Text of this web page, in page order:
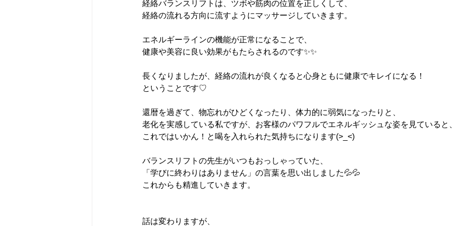
経絡バランスリフトは、ツボや筋肉の位置を正しくして、
経絡の流れる方向に流すようにマッサージしていきます。
エネルギーラインの機能が正常になることで、
健康や美容に良い効果がもたらされるのです✨✨
長くなりましたが、経絡の流れが良くなると心身ともに健康でキレイになる！
ということです♡
還暦を過ぎて、物忘れがひどくなったり、体力的に弱気になったりと、
老化を実感している私ですが、お客様のパワフルでエネルギッシュな姿を見ていると
これではいかん！と喝を入れられた気持ちになります(>_<)
バランスリフトの先生がいつもおっしゃっていた、
「学びに終わりはありません」の言葉を思い出しました💦💦
これからも精進していきます。
話は変わりますが、